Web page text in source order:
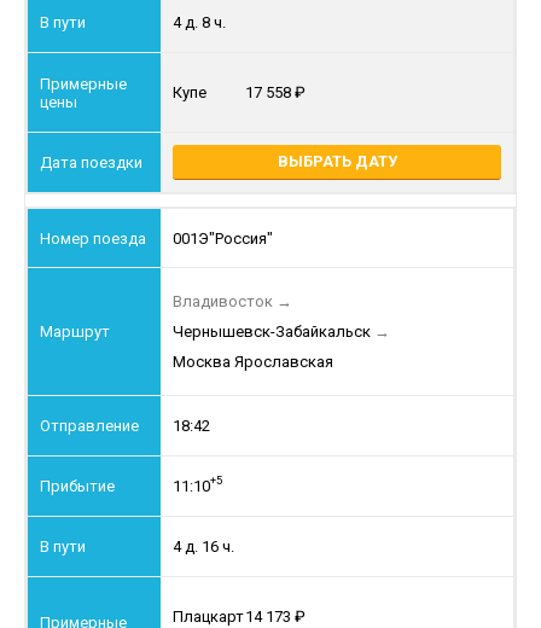
4 д. 8 ч.
Купе 17 558
ВЫБРАТЬ ДАТУ
001Э"Россия"
Владивосток →
Чернышевск-Забайкальск →
Москва Ярославская
18:42
11:10+5
4 д. 16 ч.
Плацкарт14 173